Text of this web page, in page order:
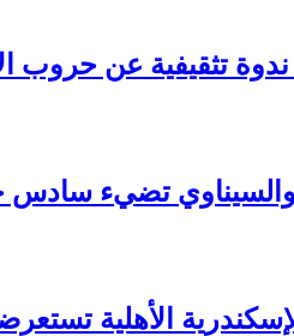
تثقيفية عن حروب
تضيء
الأهلية